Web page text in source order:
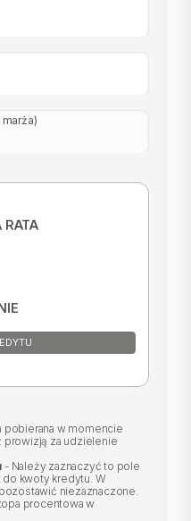
marża)
RATA
pobierana w momencie
prowizją za udzielenie
- Należy zaznaczyć to pole
kwoty kredytu. W
niezaznaczone.
procentowa w